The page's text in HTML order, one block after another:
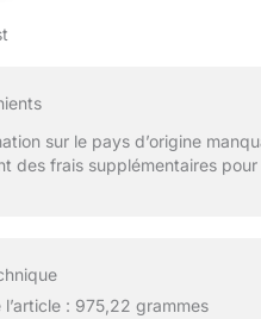
sur le pays d’origine
des frais supplémentaires
l’article : 975,22 grammes